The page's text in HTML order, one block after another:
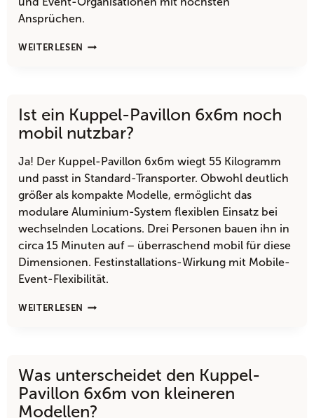
Ansprüchen.
WEITERLESEN
IST
NICHT
VIEL
ZU
IM
HANDLING?
Ist ein Kuppel-Pavillon 6x6m noch
mobil nutzbar?
Ja! Der Kuppel-Pavillon 6x6m wiegt 55 Kilogramm
und passt in Standard-Transporter. Obwohl deutlich
größer als kompakte Modelle, ermöglicht das
modulare Aluminium-System flexiblen Einsatz bei
wechselnden Locations. Drei Personen bauen ihn in
circa 15 Minuten auf – überraschend mobil für diese
Dimensionen. Festinstallations-Wirkung mit Mobile-
Event-Flexibilität.
WEITERLESEN
IST
NOCH
MOBIL
NUTZBAR?
Was unterscheidet den Kuppel-
Pavillon 6x6m von kleineren
Modellen?